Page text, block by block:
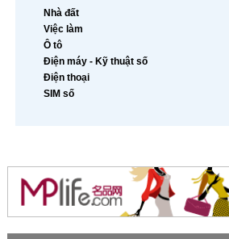
Nhà đất
Việc làm
Ô tô
Điện máy - Kỹ thuật số
Điện thoại
SIM số